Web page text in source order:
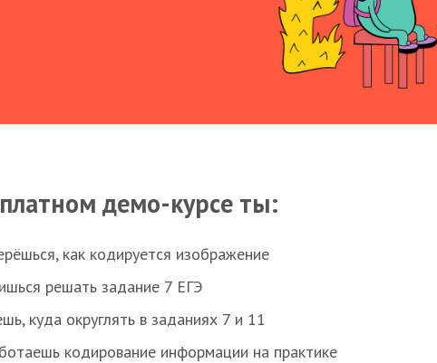
демо-курсе ты:
как кодируется изображение
решать задание 7 ЕГЭ
куда округлять в заданиях 7 и 11
кодирование информации на практике